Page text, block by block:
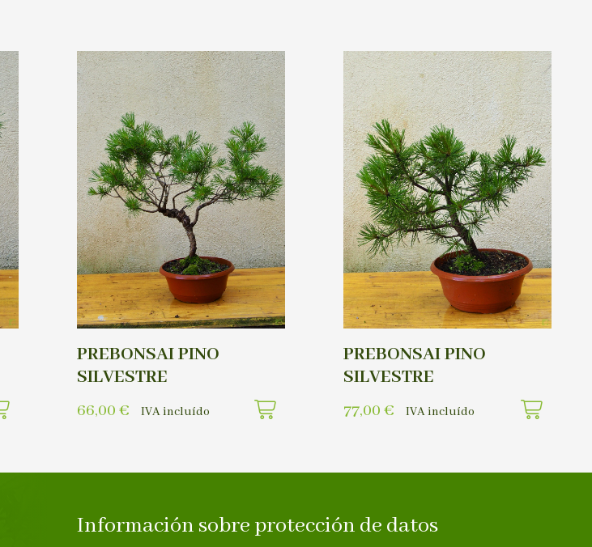
PREBONSAI PINO
SILVESTRE
66,00 € IVA incluído
PREBONSAI PINO
SILVESTRE
77,00 € IVA incluído
Información sobre protección de datos